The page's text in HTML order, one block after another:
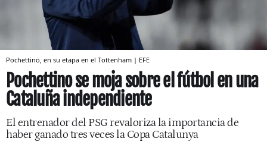
Pochettino, en su etapa en el Tottenham | EFE
Pochettino se moja sobre el fútbol en una
Cataluña independiente
El entrenador del PSG revaloriza la importancia de
haber ganado tres veces la Copa Catalunya